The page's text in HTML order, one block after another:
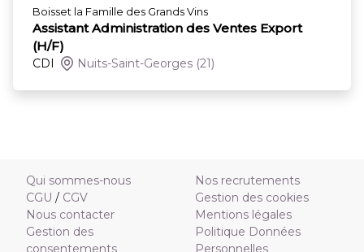
Boisset la Famille des Grands Vins
Assistant Administration des Ventes Export
(H/F)
CDI Nuits-Saint-Georges (21)
Qui sommes-nous
CGU / CGV
Nous contacter
Gestion des
consentements
Nos recrutements
Gestion des cookies
Mentions légales
Politique Données
Personnelles